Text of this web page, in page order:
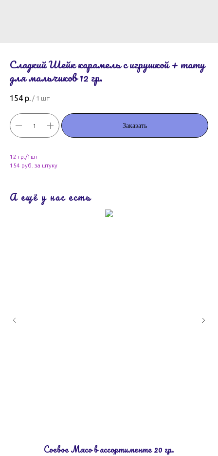
Сладкий Шейк карамель с игрушкой + тату
для мальчиков 12 гр.
154 р. / 1 шт
Заказать
12 гр./1шт
154 руб. за штуку
А ещё у нас есть
Соевое Мясо в ассортименте 20 гр.